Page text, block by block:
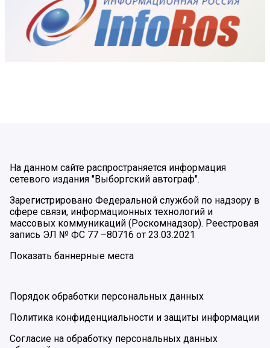
На данном сайте распространяется информация
сетевого издания "Выборгский автограф".
Зарегистрировано Федеральной службой по надзору в
сфере связи, информационных технологий и
массовых коммуникаций (Роскомнадзор). Реестровая
запись ЭЛ № ФС 77 –80716 от 23.03.2021
Показать баннерные места
Порядок обработки персональных данных
Политика конфиденциальности и защиты информации
Согласие на обработку персональных данных